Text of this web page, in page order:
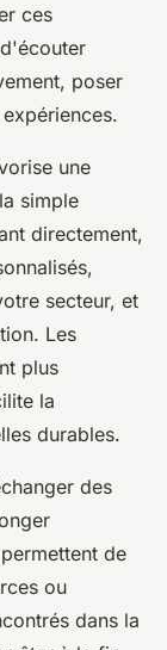
ces
poser
une
simple
directement,
secteur, et
Les
plus
la
durables.
des
de
ou
dans la